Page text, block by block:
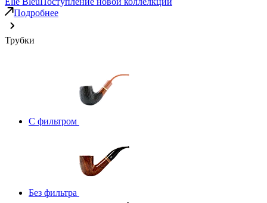
Подробнее
Трубки
С фильтром
Без фильтра